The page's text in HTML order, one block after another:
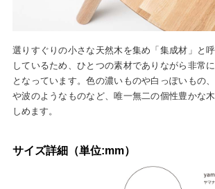
選りすぐりの小さな天然木を集め「集成材」と
しているため、ひとつの素材でありながら非常
となっています。色の濃いものや白っぽいもの
や波のようなものなど、唯一無二の個性豊かな
しめます。
サイズ詳細（単位:mm）